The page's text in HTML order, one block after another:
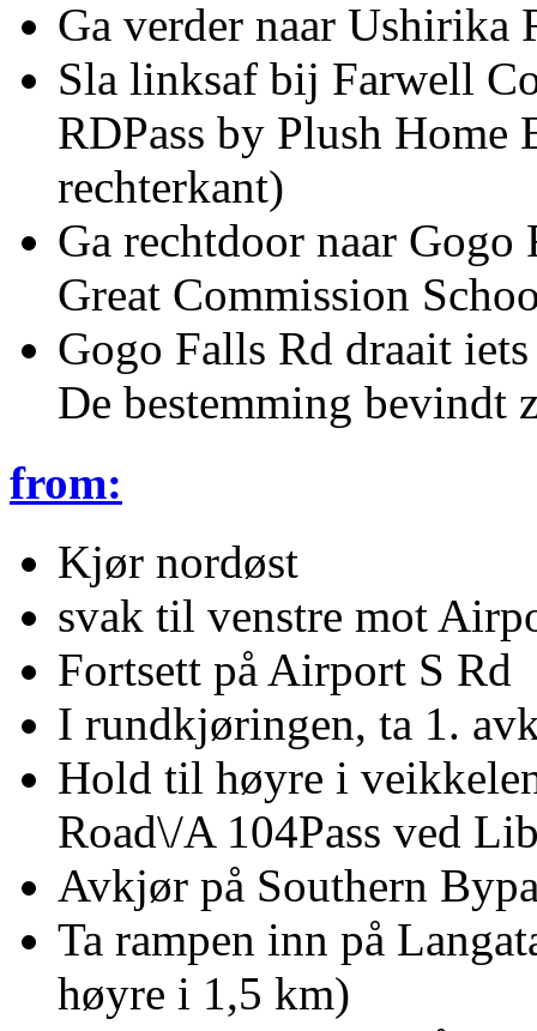
Ga verder naar Ushirika
Sla linksaf bij Farwell
RDPass by Plush Home
rechterkant)
Ga rechtdoor naar
Great Commission
Gogo Falls Rd draait
De bestemming bevindt
from:
Kjør nordøst
svak til venstre mot
Fortsett på Airport S Rd
I rundkjøringen, ta 1.
Hold til høyre i
Road\/A 104Pass ved
Avkjør på Southern
Ta rampen inn på
høyre i 1,5 km)